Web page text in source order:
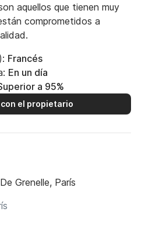
aquellos que tienen muy
comprometidos a
Francés
En un día
a 95%
el propietario
Grenelle, París